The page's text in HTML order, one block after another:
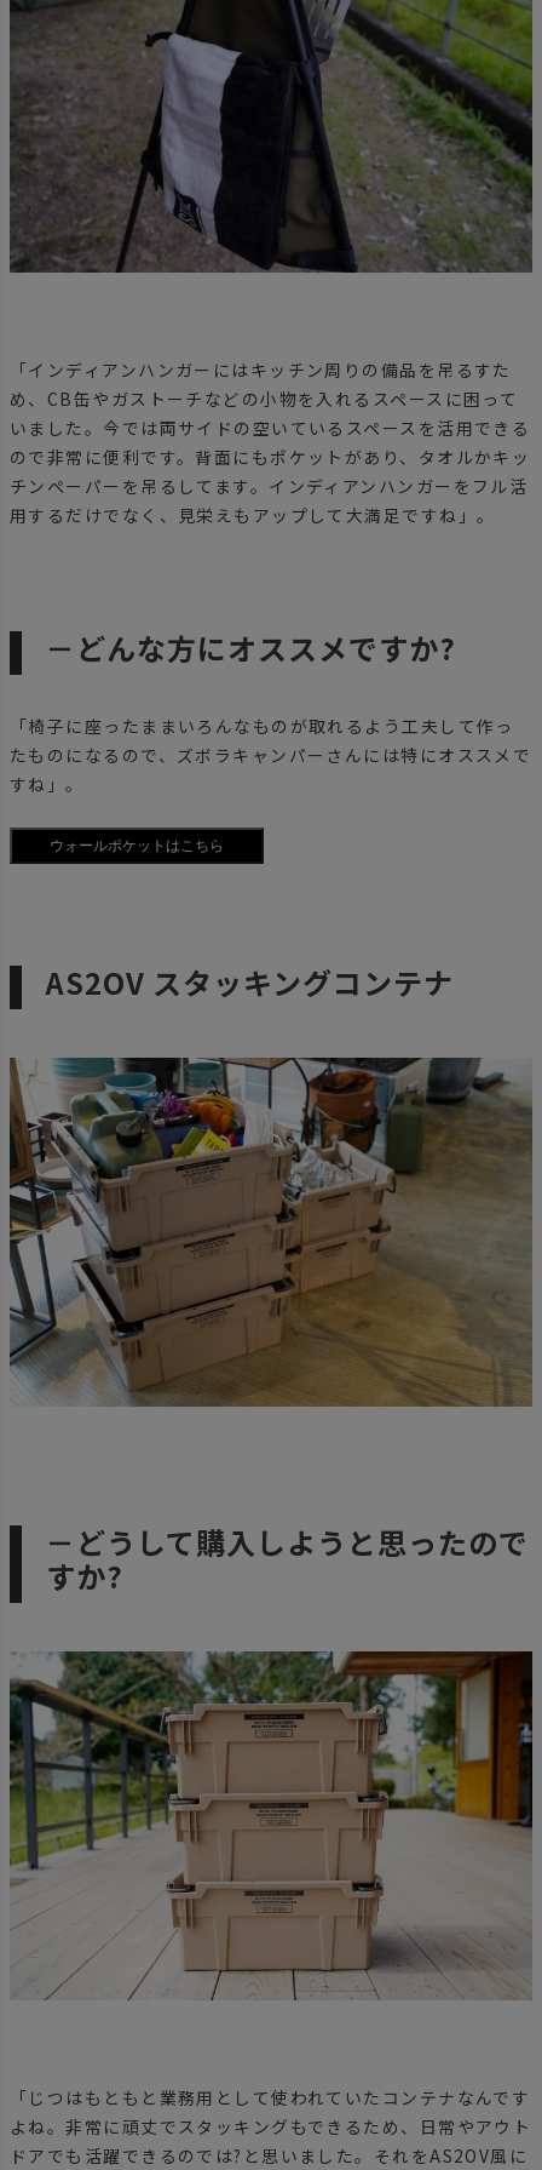
「インディアンハンガーにはキッチン周りの備品を吊るすた
め、CB缶やガストーチなどの小物を入れるスペースに困って
いました。今では両サイドの空いているスペースを活用できる
ので非常に便利です。背面にもポケットがあり、タオルかキッ
チンペーパーを吊るしてます。インディアンハンガーをフル活
用するだけでなく、見栄えもアップして大満足ですね」。
－どんな方にオススメですか?
「椅子に座ったままいろんなものが取れるよう工夫して作っ
たものになるので、ズボラキャンパーさんには特にオススメで
すね」。
AS2OV スタッキングコンテナ
－どうして購入しようと思ったので
すか?
「じつはもともと業務用として使われていたコンテナなんです
よね。非常に頑丈でスタッキングもできるため、日常やアウト
ドアでも活躍できるのでは?と思いました。それをAS2OV風に